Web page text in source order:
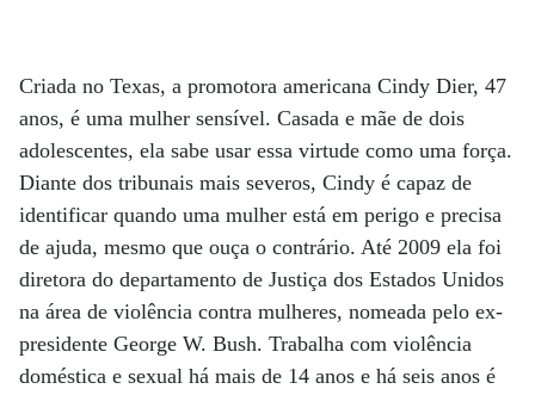
Criada no Texas, a promotora americana Cindy Dier, 47
anos, é uma mulher sensível. Casada e mãe de dois
adolescentes, ela sabe usar essa virtude como uma força.
Diante dos tribunais mais severos, Cindy é capaz de
identificar quando uma mulher está em perigo e precisa
de ajuda, mesmo que ouça o contrário. Até 2009 ela foi
diretora do departamento de Justiça dos Estados Unidos
na área de violência contra mulheres, nomeada pelo ex-
presidente George W. Bush. Trabalha com violência
doméstica e sexual há mais de 14 anos e há seis anos é